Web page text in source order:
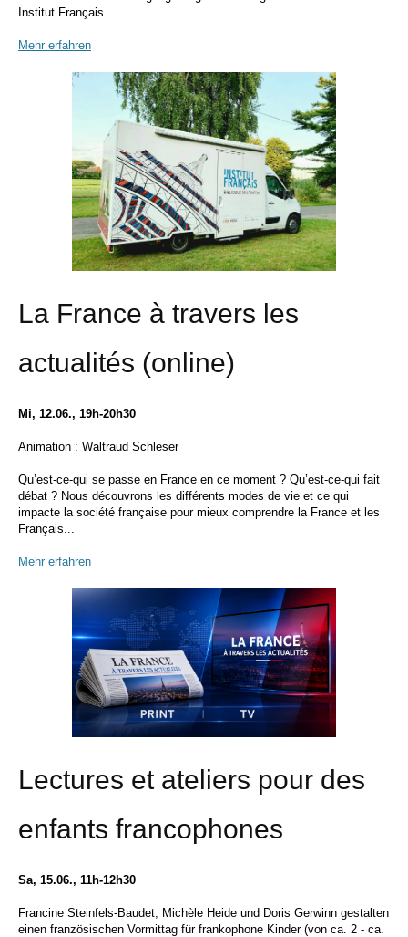
Institut Français...
Mehr erfahren
La France à travers les
actualités (online)
Mi, 12.06., 19h-20h30
Animation : Waltraud Schleser
Qu’est-ce-qui se passe en France en ce moment ? Qu’est-ce-qui fait
débat ? Nous découvrons les différents modes de vie et ce qui
impacte la société française pour mieux comprendre la France et les
Français...
Mehr erfahren
Lectures et ateliers pour des
enfants francophones
Sa, 15.06., 11h-12h30
Francine Steinfels-Baudet, Michèle Heide und Doris Gerwinn gestalten
einen französischen Vormittag für frankophone Kinder (von ca. 2 - ca.